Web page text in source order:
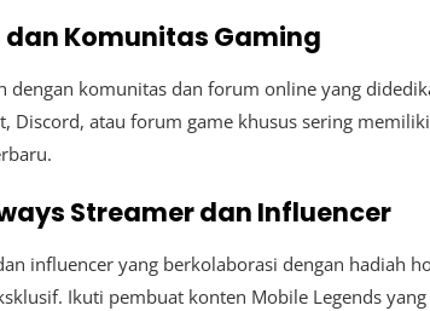
dan Komunitas Gaming
dengan komunitas dan forum online yang
Discord, atau forum game khusus sering
Streamer dan Influencer
influencer yang berkolaborasi dengan hadiah
Ikuti pembuat konten Mobile Legends